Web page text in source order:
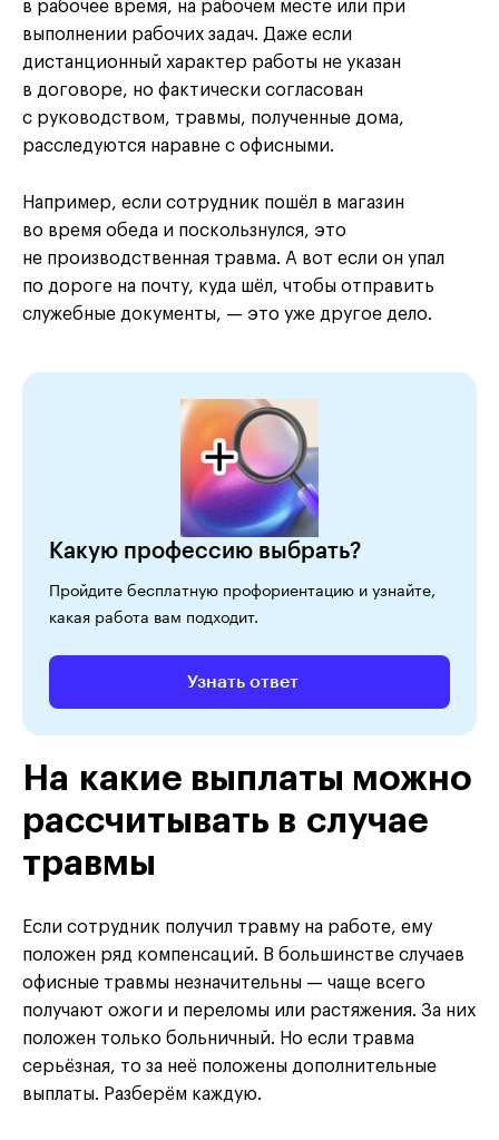
в рабочее время, на рабочем месте или при
выполнении рабочих задач. Даже если
дистанционный характер работы не указан
в договоре, но фактически согласован
с руководством, травмы, полученные дома,
расследуются наравне с офисными.
Например, если сотрудник пошёл в магазин
во время обеда и поскользнулся, это
не производственная травма. А вот если он упал
по дороге на почту, куда шёл, чтобы отправить
служебные документы, — это уже другое дело.
Какую профессию выбрать?
Пройдите бесплатную профориентацию и узнайте,
какая работа вам подходит.
Узнать ответ
На какие выплаты можно
рассчитывать в случае
травмы
Если сотрудник получил травму на работе, ему
положен ряд компенсаций. В большинстве случаев
офисные травмы незначительны — чаще всего
получают ожоги и переломы или растяжения. За них
положен только больничный. Но если травма
серьёзная, то за неё положены дополнительные
выплаты. Разберём каждую.